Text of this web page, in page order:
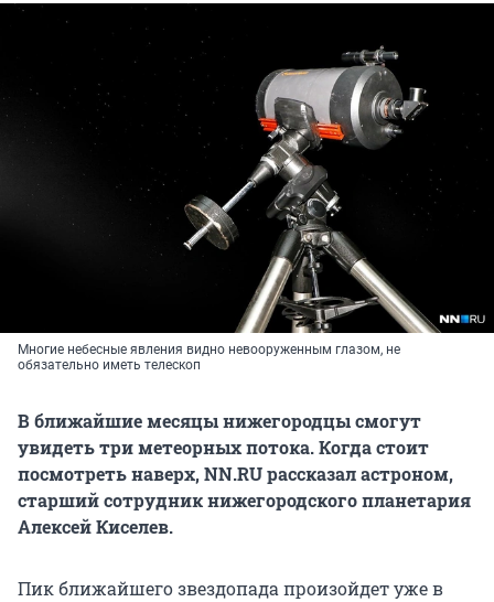
Многие небесные явления видно невооруженным глазом, не
обязательно иметь телескоп
В ближайшие месяцы нижегородцы смогут
увидеть три метеорных потока. Когда стоит
посмотреть наверх, NN.RU рассказал астроном,
старший сотрудник нижегородского планетария
Алексей Киселев.
Пик ближайшего звездопада произойдет уже в